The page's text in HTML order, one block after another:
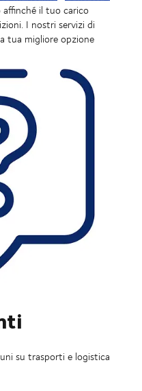
il tuo carico
I nostri servizi di
tua migliore opzione
su trasporti e logistica